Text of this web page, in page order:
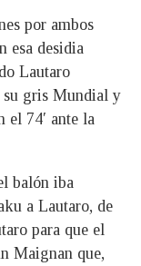
por ambos
esa desidia
Lautaro
su gris Mundial y
el 74′ ante la
balón iba
a Lautaro, de
para que el
Maignan que,